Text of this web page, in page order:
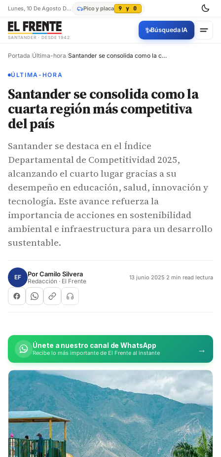
Lunes, 10 De Agosto De 2026 Pico y placa 9 y 0
SANTANDER · DESDE 1942
✨Búsqueda IA
Portada/Última-hora/ Santander se consolida como la cuarta región más competitiva del país
ÚLTIMA-HORA
Santander se consolida como la
cuarta región más competitiva
del país
Santander se destaca en el Índice
Departamental de Competitividad 2025,
alcanzando el cuarto lugar gracias a su
desempeño en educación, salud, innovación y
tecnología. Este avance refuerza la
importancia de acciones en sostenibilidad
ambiental e infraestructura para un desarrollo
sustentable.
EF PorCamilo Silvera
Redacción · El Frente 13 junio 2025·2 min read lectura
Únete a nuestro canal de WhatsApp
Recibe lo más importante de El Frente al instante →